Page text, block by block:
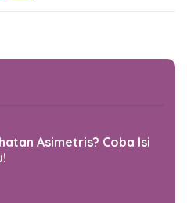
Asimetris? Coba Isi